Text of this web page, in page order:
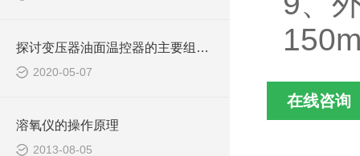
探讨变压器油面温控器的主要组成及功能
2020-05-07
溶氧仪的操作原理
2013-08-05
在线咨询